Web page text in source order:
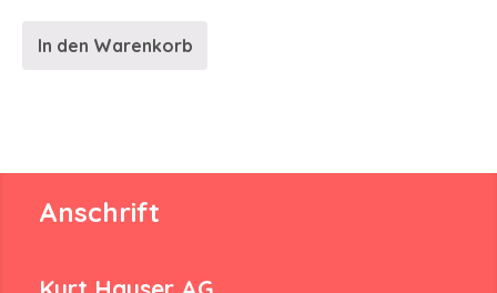
In den Warenkorb
Anschrift